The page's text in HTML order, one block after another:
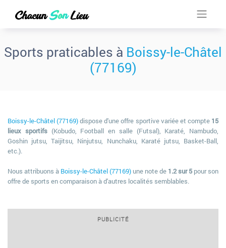
Sports praticables à Boissy-le-Châtel
(77169)
Boissy-le-Châtel (77169)dispose d'une offre sportive variée et compte 15
lieux sportifs(Kobudo, Football en salle (Futsal), Karaté, Nambudo,
Goshin jutsu, Taijitsu, Ninjutsu, Nunchaku, Karaté jutsu, Basket-Ball,
etc.).
Nous attribuons à Boissy-le-Châtel (77169) une note de 1.2 sur 5 pour son
offre de sports en comparaison à d'autres localités semblables.
PUBLICITÉ